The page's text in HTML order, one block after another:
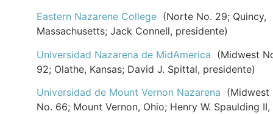
Eastern Nazarene College (Norte No. 29; Quincy,
Massachusetts; Jack Connell, presidente)
Universidad Nazarena de MidAmerica (Midwest
92; Olathe, Kansas; David J. Spittal, presidente)
Universidad de Mount Vernon Nazarena (Midwest
No. 66; Mount Vernon, Ohio; Henry W. Spaulding II,